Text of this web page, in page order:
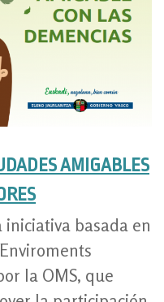
AMIGABLES
iniciativa basada en
la OMS, que